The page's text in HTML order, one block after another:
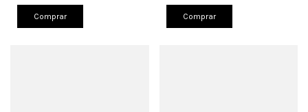
Comprar Comprar